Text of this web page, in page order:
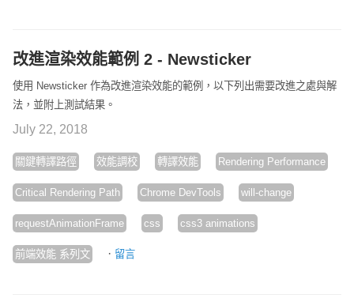
改進渲染效能範例 2 - Newsticker
使用 Newsticker 作為改進渲染效能的範例，以下列出需要改進之處與解
法，並附上測試結果。
July 22, 2018
關鍵轉譯路徑 效能調校 轉譯效能 Rendering Performance
Critical Rendering Path Chrome DevTools will-change
requestAnimationFrame css css3 animations
前端效能 系列文 · 留言